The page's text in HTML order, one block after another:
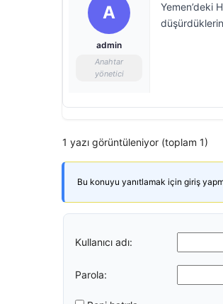
A
admin
Anahtar
yönetici
Yemen’deki
1 yazı görüntüleniyor (toplam 1)
Bu konuyu yanıtlamak için giriş
Kullanıcı adı:
Parola: